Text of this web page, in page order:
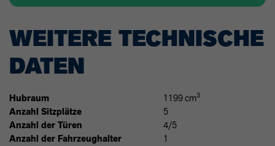
WEITERE TECHNISCHE
DATEN
Hubraum 1199 cm3
Anzahl Sitzplätze 5
Anzahl der Türen 4/5
Anzahl der Fahrzeughalter 1